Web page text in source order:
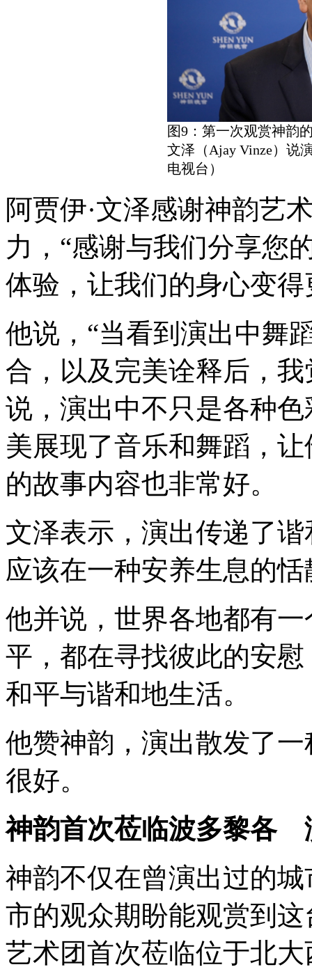
图9：第一次观赏神韵
文泽（Ajay Vinze）说
电视台）
阿贾伊·文泽感谢神韵艺
力，“感谢与我们分享
体验，让我们的身心变得
他说，“当看到演出中舞
合，以及完美诠释后，
说，演出中不只是各种
美展现了音乐和舞蹈，
的故事内容也非常好。
文泽表示，演出传递了
应该在一种安养生息的
他并说，世界各地都有
平，都在寻找彼此的安
和平与谐和地生活。
他赞神韵，演出散发了
很好。
神韵首次莅临波多黎各
神韵不仅在曾演出过的
市的观众期盼能观赏到
艺术团首次莅临位于北